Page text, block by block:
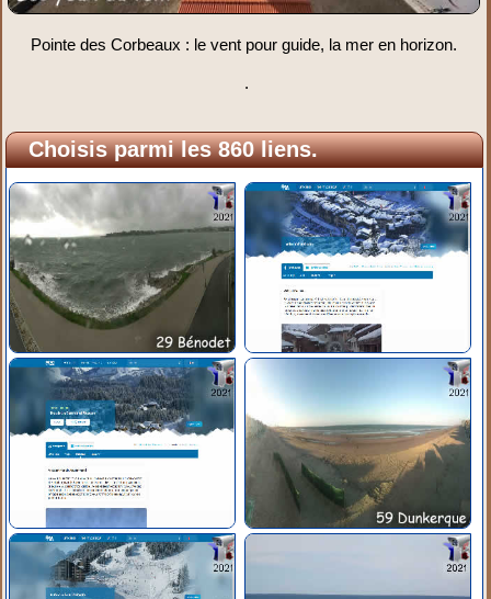
Pointe des Corbeaux : le vent pour guide, la mer en horizon.
.
Choisis parmi les 860 liens.